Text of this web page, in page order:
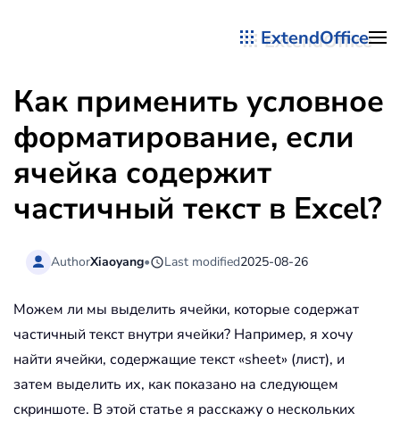
ExtendOffice
Как применить условное
форматирование, если
ячейка содержит
частичный текст в Excel?
AuthorXiaoyang• Last modified2025-08-26
Можем ли мы выделить ячейки, которые содержат
частичный текст внутри ячейки? Например, я хочу
найти ячейки, содержащие текст «sheet» (лист), и
затем выделить их, как показано на следующем
скриншоте. В этой статье я расскажу о нескольких